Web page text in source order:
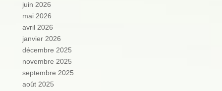
juin 2026
mai 2026
avril 2026
janvier 2026
décembre 2025
novembre 2025
septembre 2025
août 2025